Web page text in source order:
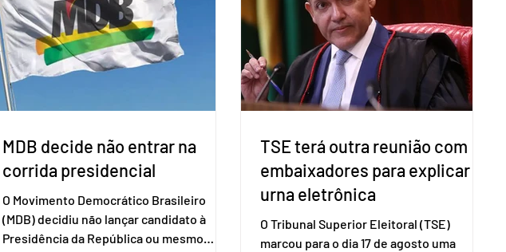
documento de identificação para acesso
à urna eletrônica. Se a urna eletrônica
não reconh
do Sebrae mostra que, no quarto
trimestre de 2025, os empreendedores
60+ formalizados atingiram o maior
rendime
MDB decide não entrar na
corrida presidencial
O Movimento Democrático Brasileiro
(MDB) decidiu não lançar candidato à
Presidência da República ou mesmo
TSE terá outra reunião com
embaixadores para explicar
urna eletrônica
O Tribunal Superior Eleitoral (TSE)
marcou para o dia 17 de agosto uma